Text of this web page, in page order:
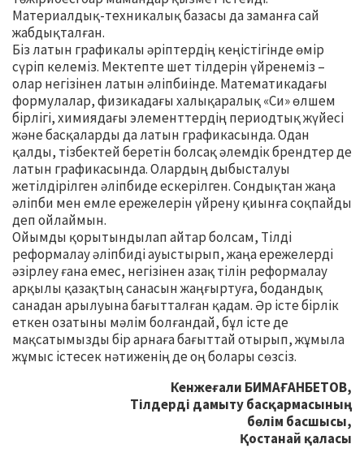
Материалдық-техникалық базасы да заманға сай
жабдықталған.
Біз латын графикалы әріптердің кеңістігінде өмір
сүріп келеміз. Мектепте шет тілдерін үйренеміз –
олар негізінен латын әліпбиінде. Математикадағы
формулалар, физикадағы халықаралық «Си» өлшем
бірлігі, химиядағы элементтердің периодтық жүйесі
және басқаларды да латын графикасында. Одан
қалды, тізбектей беретін болсақ әлемдік брендтер де
латын графикасында. Олардың дыбысталуы
жетілдірілген әліпбиде ескерілген. Сондықтан жаңа
әліпби мен емле ережелерін үйрену қиынға соқпайды
деп ойлаймын.
Ойымды қорытындылап айтар болсам, Тілді
реформалау әліпбиді ауыстырып, жаңа ережелерді
әзірлеу ғана емес, негізінен азақ тілін реформалау
арқылы қазақтың санасын жаңғыртуға, бодандық
санадан арылуына бағытталған қадам. Әр істе бірлік
еткен озатыны мәлім болғандай, бұл істе де
мақсатымызды бір арнаға бағыттай отырып, жұмыла
жұмыс істесек нәтиженің де оң болары сөзсіз.
Кенжеғали БИМАҒАНБЕТОВ,
Тілдерді дамыту басқармасының
бөлім басшысы,
Қостанай қаласы